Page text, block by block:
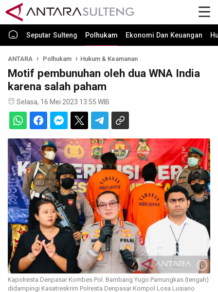
Seputar Sulteng Polhukam Ekonomi Dan Keuangan
ANTARA Polhukam Hukum & Keamanan
Motif pembunuhan oleh dua WNA India
karena salah paham
Selasa, 16 Mei 2023 13:55 WIB
Kapolresta Denpasar Kombes Pol. Bambang Yugo Pamungkas (tengah)
didampingi Kasatreskrim Polresta Denpasar Kompol Losa Lusiano